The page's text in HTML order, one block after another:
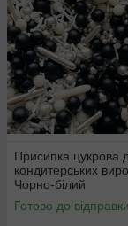
Присипка цукрова
кондитерських
Чорно-білий
Готово до відправки